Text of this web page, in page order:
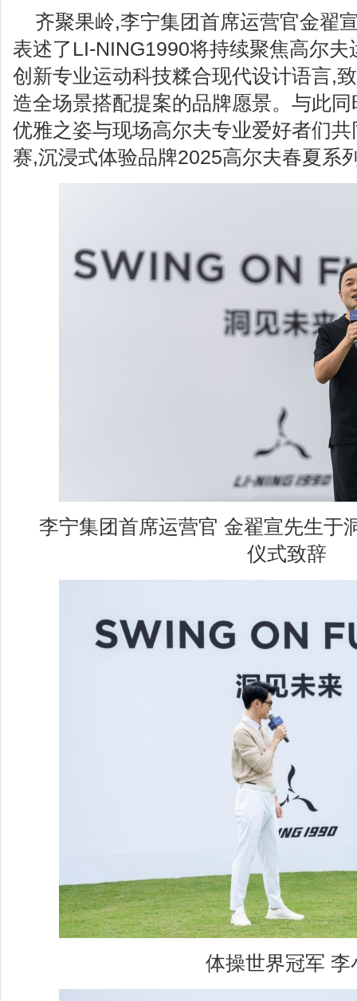
齐聚果岭,李宁集团首席运营官金翟
表述了LI-NING1990将持续聚焦高尔
创新专业运动科技糅合现代设计语言,
造全场景搭配提案的品牌愿景。与此
优雅之姿与现场高尔夫专业爱好者们
赛,沉浸式体验品牌2025高尔夫春夏系
李宁集团首席运营官 金翟宣先生于
仪式致辞
体操世界冠军 李